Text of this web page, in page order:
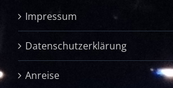
Impressum
Datenschutzerklärung
Anreise